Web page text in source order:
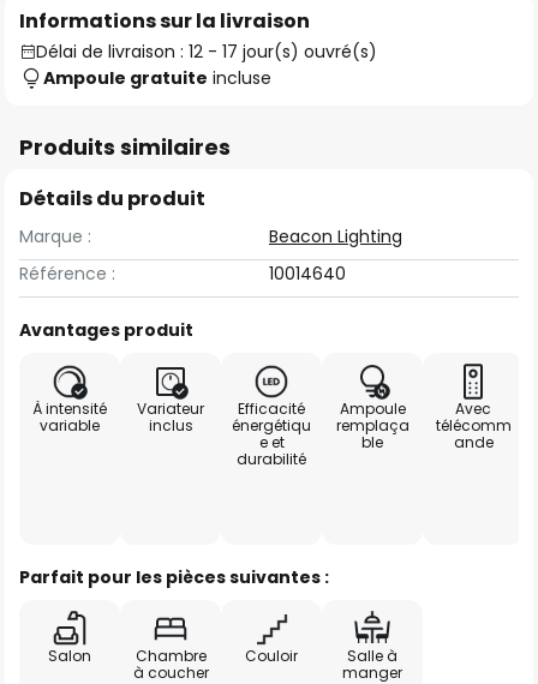
Informations sur la livraison
Délai de livraison : 12 - 17 jour(s) ouvré(s)
Ampoule gratuite incluse
Produits similaires
Détails du produit
Marque :
Beacon Lighting
Référence :
10014640
Avantages produit
À intensité
variable
Variateur
inclus
Efficacité
énergétiqu
e et
durabilité
Ampoule
remplaça
ble
Avec
télécomm
ande
Parfait pour les pièces suivantes :
Salon
Chambre
à coucher
Couloir
Salle à
manger